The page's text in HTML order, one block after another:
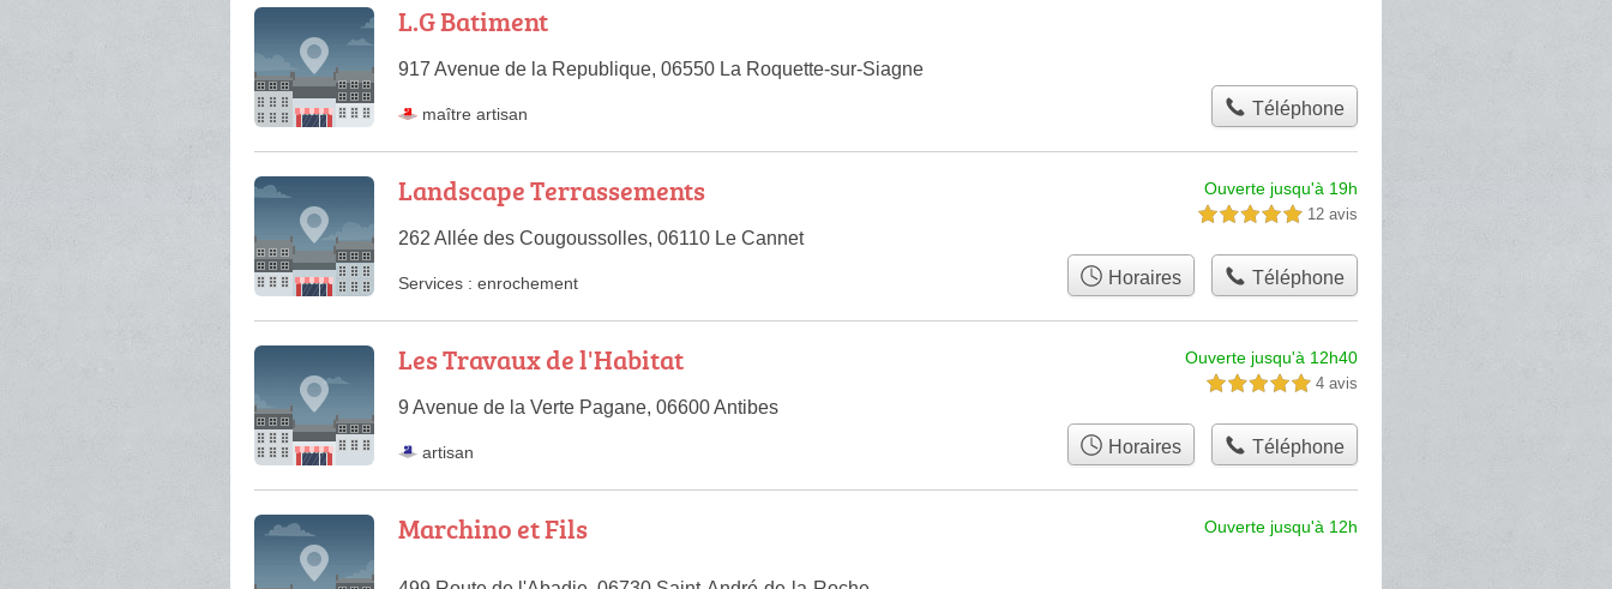
L.G Batiment
917 Avenue de la Republique, 06550 La Roquette-sur-Siagne
maître artisan Téléphone
Landscape Terrassements
262 Allée des Cougoussolles, 06110 Le Cannet
Ouverte jusqu'à 19h
5,0 étoiles sur 5 12 avis
Services : enrochement Horaires Téléphone
Les Travaux de l'Habitat
9 Avenue de la Verte Pagane, 06600 Antibes
Ouverte jusqu'à 12h40
5,0 étoiles sur 5 4 avis
artisan Horaires Téléphone
Marchino et Fils Ouverte jusqu'à 12h